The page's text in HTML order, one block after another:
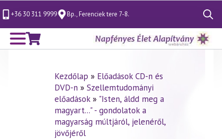
+36 30 311 9999 Bp., Ferenciek tere 7-8.
Search
for:
Kezdőlap » Előadások CD-n és
DVD-n» Szellemtudományi
előadások» "Isten, áldd meg a
magyart..." - gondolatok a
magyarság múltjáról, jelenéről,
jövőjéről